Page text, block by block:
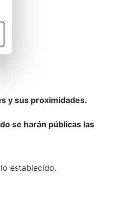
y sus proximidades.
se harán públicas las
establecido.